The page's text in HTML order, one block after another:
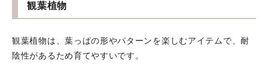
観葉植物
観葉植物は、葉っぱの形やパターンを楽しむアイテムで、耐
陰性があるため育てやすいです。